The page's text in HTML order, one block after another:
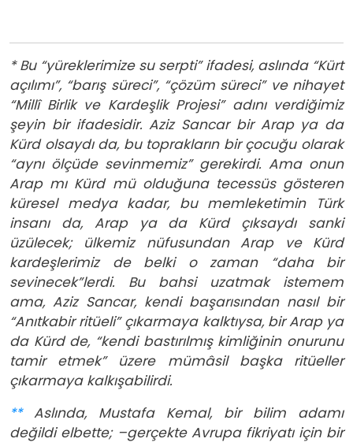
* Bu “yüreklerimize su serpti” ifadesi, aslında “Kürt
açılımı”, “barış süreci”, “çözüm süreci” ve nihayet
“Millî Birlik ve Kardeşlik Projesi” adını verdiğimiz
şeyin bir ifadesidir. Aziz Sancar bir Arap ya da
Kürd olsaydı da, bu toprakların bir çocuğu olarak
“aynı ölçüde sevinmemiz” gerekirdi. Ama onun
Arap mı Kürd mü olduğuna tecessüs gösteren
küresel medya kadar, bu memleketimin Türk
insanı da, Arap ya da Kürd çıksaydı sanki
üzülecek; ülkemiz nüfusundan Arap ve Kürd
kardeşlerimiz de belki o zaman “daha bir
sevinecek”lerdi. Bu bahsi uzatmak istemem
ama, Aziz Sancar, kendi başarısından nasıl bir
“Anıtkabir ritüeli” çıkarmaya kalktıysa, bir Arap ya
da Kürd de, “kendi bastırılmış kimliğinin onurunu
tamir etmek” üzere mümâsil başka ritüeller
çıkarmaya kalkışabilirdi.
**Aslında, Mustafa Kemal, bir bilim adamı
değildi elbette; –gerçekte Avrupa fikriyatı için bir